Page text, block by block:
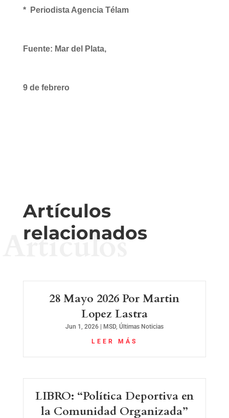
* Periodista Agencia Télam
Fuente: Mar del Plata,
9 de febrero
Artículos
relacionados
Artículos
28 Mayo 2026 Por Martin
Lopez Lastra
Jun 1, 2026| MSD, Últimas Noticias
LEER MÁS
LIBRO: “Política Deportiva en
la Comunidad Organizada”